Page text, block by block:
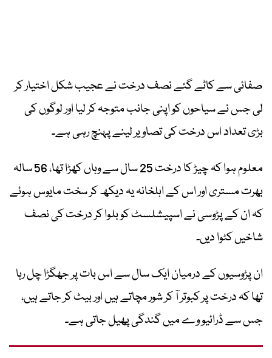
صفائی سے کاٹے گئے نصف درخت نے عجیب شکل اختیار کر
لی جس نے سیاحوں کو اپنی جانب متوجہ کر لیا اور لوگوں کی
بڑی تعداد اس درخت کی تصاویر لینے پہنچ رہی ہے۔
معلوم ہوا کہ چیڑ کا درخت 25 سال سے وہاں کھڑا تھا، 56 سالہ
بھرت مستری اور اس کے اہلخانہ یہ دیکھ کر سخت مایوس ہوئے
کہ ان کے پڑوسی نے اسپیشلسٹ کو بلوا کر درخت کی نصف
شاخیں کٹوا دیں۔
ان پڑوسیوں کے درمیان ایک سال سے اس بات پر جھگڑا چل رہا
تھا کہ درخت پر کبوتر آ کر شور مچاتے ہیں اور بیٹ کر جاتے ہیں،
جس سے ڈرائیو وے میں گندگی پھیل جاتی ہے۔